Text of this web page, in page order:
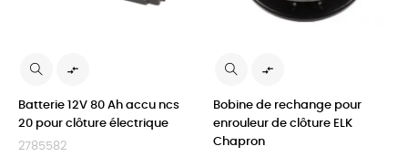

Batterie 12V 80 Ah accu ncs
20 pour clôture électrique
2785582

Bobine de rechange pour
enrouleur de clôture ELK
Chapron